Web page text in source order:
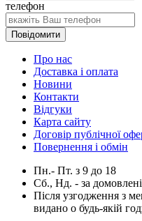
телефон
Повідомити
Про нас
Доставка і оплата
Новини
Контакти
Відгуки
Карта сайту
Договір публічної
Повернення і обмін
Пн.- Пт. з 9 до 18
Сб., Нд. - за
Після узгодження з
видано о будь-якій